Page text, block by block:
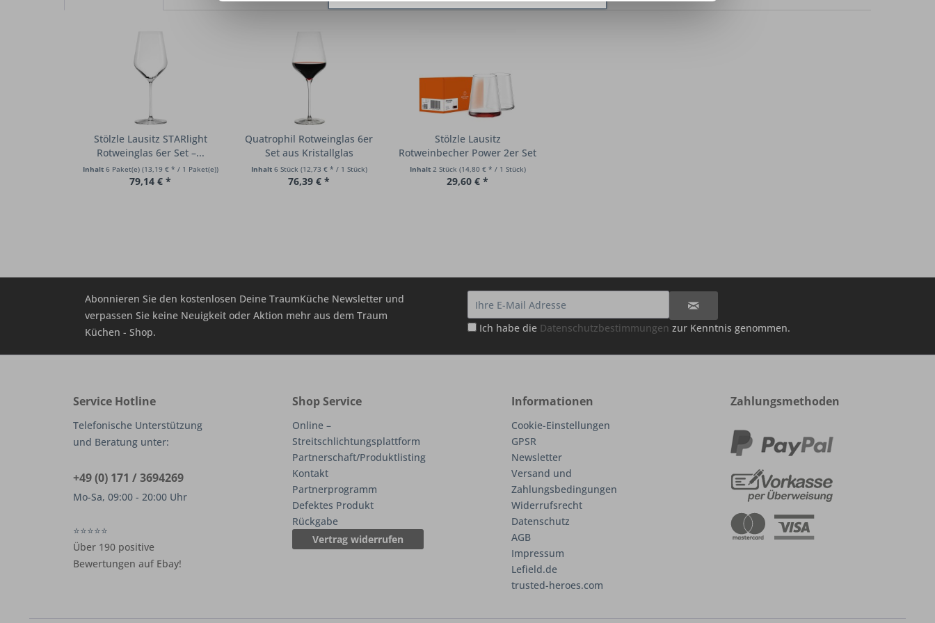
Stölzle Lausitz STARlight
Rotweinglas 6er Set –...
Inhalt 6 Paket(e) (13,19 € * / 1 Paket(e))
79,14 € *
Quatrophil Rotweinglas 6er
Set aus Kristallglas
Inhalt 6 Stück (12,73 € * / 1 Stück)
76,39 € *
Stölzle Lausitz
Rotweinbecher Power 2er Set
Inhalt 2 Stück (14,80 € * / 1 Stück)
29,60 € *
Abonnieren Sie den kostenlosen Deine TraumKüche Newsletter und
verpassen Sie keine Neuigkeit oder Aktion mehr aus dem Traum
Küchen - Shop.
Ich habe die Datenschutzbestimmungen zur Kenntnis genommen.
Service Hotline
Telefonische Unterstützung
und Beratung unter:
+49 (0) 171 / 3694269
Mo-Sa, 09:00 - 20:00 Uhr
⭐⭐⭐⭐⭐
Über 190 positive
Bewertungen auf Ebay!
Shop Service
Online –
Streitschlichtungsplattform
Partnerschaft/Produktlisting
Kontakt
Partnerprogramm
Defektes Produkt
Rückgabe
Vertrag widerrufen
Informationen
Cookie-Einstellungen
GPSR
Newsletter
Versand und
Zahlungsbedingungen
Widerrufsrecht
Datenschutz
AGB
Impressum
Lefield.de
trusted-heroes.com
Zahlungsmethoden